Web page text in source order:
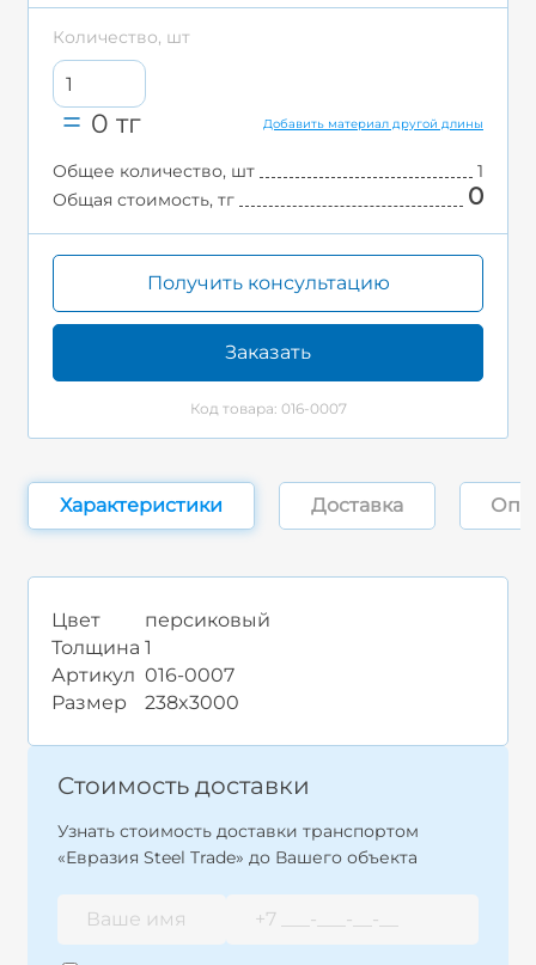
Количество, шт
0 тг Добавить материал другой длины
Общее количество, шт
1
Общая стоимость, тг
0
Получить консультацию
Заказать
Код товара: 016-0007
Характеристики Доставка
Цвет
персиковый
Толщина 1
Артикул 016-0007
Размер
238x3000
Стоимость доставки
Узнать стоимость доставки транспортом
«Евразия Steel Trade» до Вашего объекта